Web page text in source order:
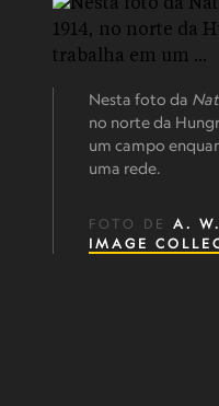
Nesta foto da
no norte da
um campo
uma rede.
FOTO DE A.
IMAGE